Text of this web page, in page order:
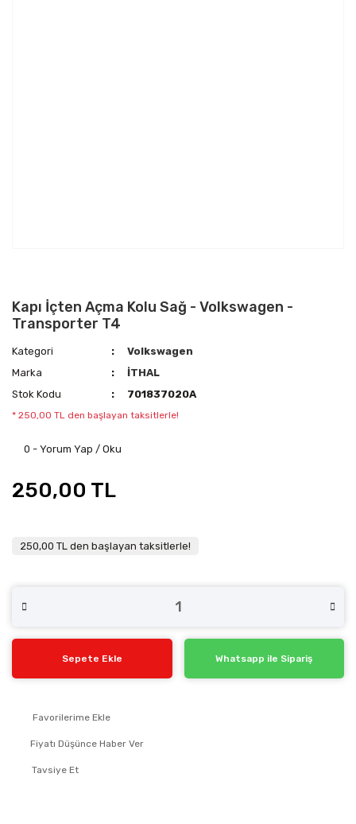
Kapı İçten Açma Kolu Sağ - Volkswagen -
Transporter T4
Kategori
Volkswagen
Marka
İTHAL
Stok Kodu
701837020A
* 250,00 TL den başlayan taksitlerle!
0 - Yorum Yap / Oku
250,00 TL
250,00 TL den başlayan taksitlerle!
Sepete Ekle Whatsapp ile Sipariş
Fiyatı Düşünce Haber Ver
Tavsiye Et